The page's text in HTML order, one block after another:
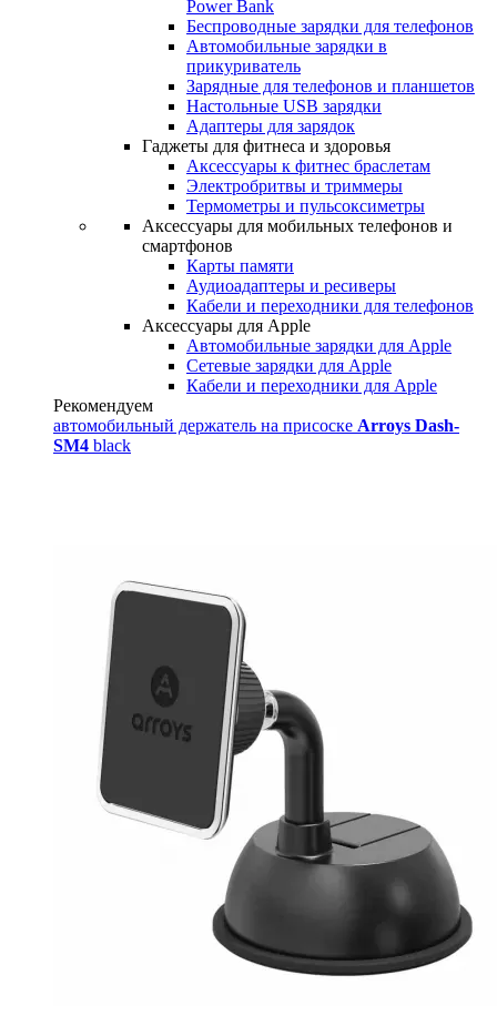
Power Bank
Беспроводные зарядки для телефонов
Автомобильные зарядки в
прикуриватель
Зарядные для телефонов и планшетов
Настольные USB зарядки
Адаптеры для зарядок
Гаджеты для фитнеса и здоровья
Аксессуары к фитнес браслетам
Электробритвы и триммеры
Термометры и пульсоксиметры
Аксессуары для мобильных телефонов и
смартфонов
Карты памяти
Аудиоадаптеры и ресиверы
Кабели и переходники для телефонов
Аксессуары для Apple
Автомобильные зарядки для Apple
Сетевые зарядки для Apple
Кабели и переходники для Apple
Рекомендуем
автомобильный держатель на присоске Arroys Dash-
SM4 black